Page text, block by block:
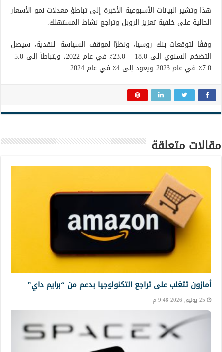
هذا وتشير البيانات الأسبوعية الأخيرة إلى تباطؤ معدلات نمو الأسعار
الحالية على خلفية تعزيز الروبل وتراجع نشاط المستهلك.
وفقًا لتوقعات بنك روسيا، ونظرًا لموقف السياسة النقدية، سيصل
التضخم السنوي إلى 18.0 – 23.0٪ في عام 2022، ويتباطأ إلى 5.0–
7.0٪ في عام 2023 ويعود إلى 4٪ في عام 2024
مقالات متعلقة
أمازون تتغلب على تراجع التكنولوجيا بدعم من “برايم داي”
25 يونيو, 2026 9:48 م